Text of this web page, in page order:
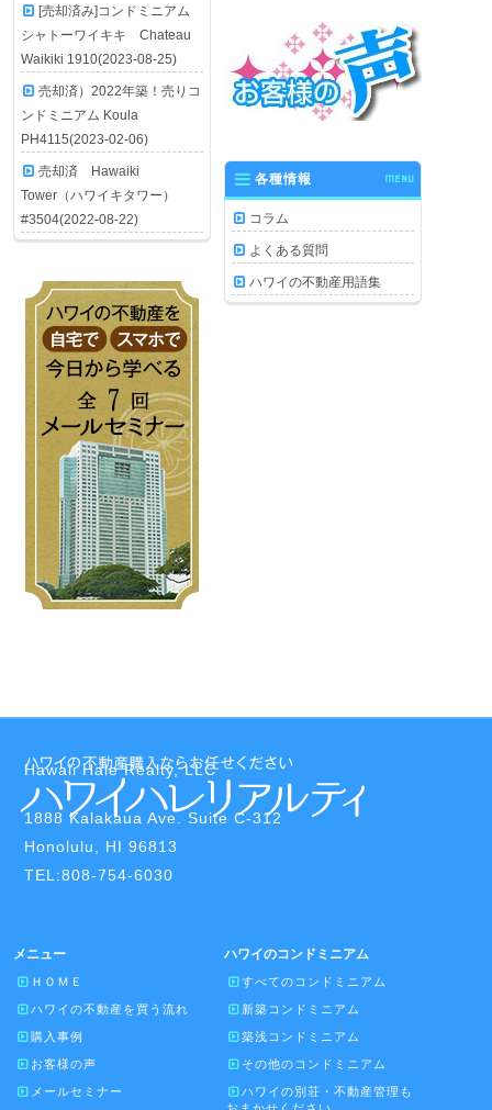
[売却済み]コンドミニアム
シャトーワイキキ Chateau
Waikiki 1910(2023-08-25)
売却済）2022年築！売りコ
ンドミニアム Koula
PH4115(2023-02-06)
売却済 Hawaiki
Tower（ハワイキタワー）
#3504(2022-08-22)
各種情報 MENU
コラム
よくある質問
ハワイの不動産用語集
Hawaii Hale Realty, LLC
1888 Kalakaua Ave. Suite C-312
Honolulu, HI 96813
TEL:808-754-6030
メニュー
ＨＯＭＥ
ハワイの不動産を買う流れ
購入事例
お客様の声
メールセミナー
ハワイのコンドミニアム
すべてのコンドミニアム
新築コンドミニアム
築浅コンドミニアム
その他のコンドミニアム
ハワイの別荘・不動産管理も